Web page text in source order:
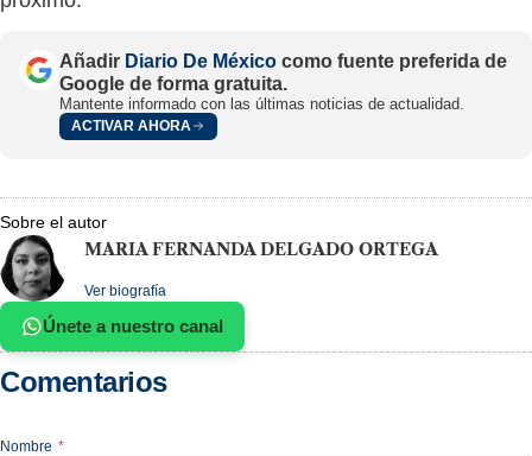
Añadir Diario De México como fuente preferida de
Google de forma gratuita.
Mantente informado con las últimas noticias de actualidad.
ACTIVAR AHORA
Sobre el autor
MARIA FERNANDA DELGADO ORTEGA
Ver biografía
Únete a nuestro canal
Comentarios
Nombre *